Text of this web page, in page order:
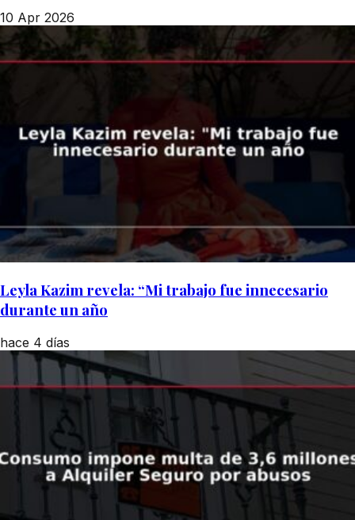
10 Apr 2026
Leyla Kazim revela: “Mi trabajo fue innecesario
durante un año
hace 4 días